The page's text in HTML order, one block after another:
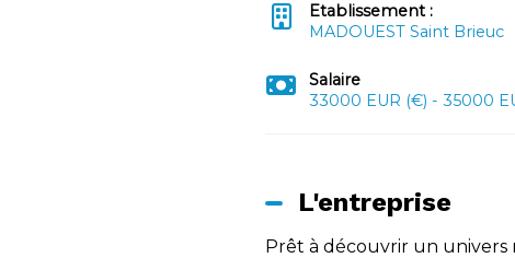
Etablissement :
MADOUEST Saint Brieuc
Salaire
33000 EUR (€) - 35000
L'entreprise
Prêt à découvrir un univers